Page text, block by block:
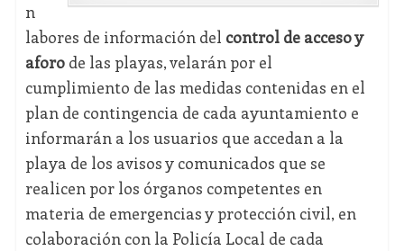
n
labores de información del control de acceso y
aforode las playas, velarán por el
cumplimiento de las medidas contenidas en el
plan de contingencia de cada ayuntamiento e
informarán a los usuarios que accedan a la
playa de los avisos y comunicados que se
realicen por los órganos competentes en
materia de emergencias y protección civil, en
colaboración con la Policía Local de cada